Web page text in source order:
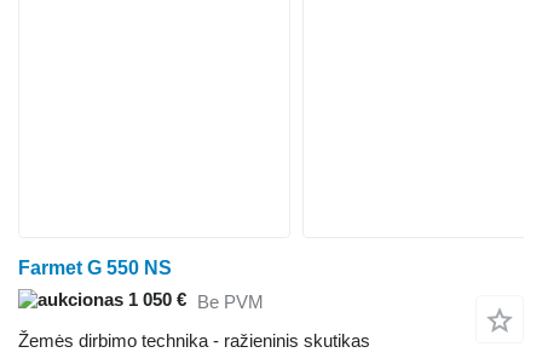
Farmet G 550 NS
1 050 € Be PVM
Žemės dirbimo technika - ražieninis skutikas